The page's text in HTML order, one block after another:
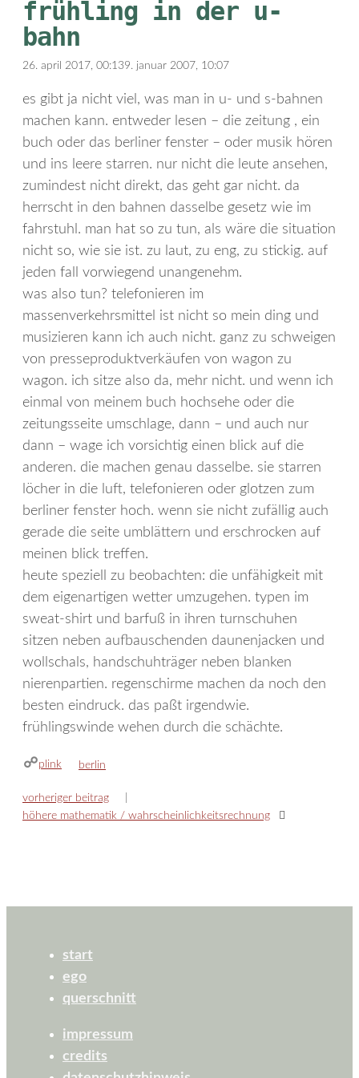
frühling in der u-
bahn
26. april 2017, 00:139. januar 2007, 10:07
es gibt ja nicht viel, was man in u- und s-bahnen
machen kann. entweder lesen – die zeitung , ein
buch oder das berliner fenster – oder musik hören
und ins leere starren. nur nicht die leute ansehen,
zumindest nicht direkt, das geht gar nicht. da
herrscht in den bahnen dasselbe gesetz wie im
fahrstuhl. man hat so zu tun, als wäre die situation
nicht so, wie sie ist. zu laut, zu eng, zu stickig. auf
jeden fall vorwiegend unangenehm.
was also tun? telefonieren im
massenverkehrsmittel ist nicht so mein ding und
musizieren kann ich auch nicht. ganz zu schweigen
von presseproduktverkäufen von wagon zu
wagon. ich sitze also da, mehr nicht. und wenn ich
einmal von meinem buch hochsehe oder die
zeitungsseite umschlage, dann – und auch nur
dann – wage ich vorsichtig einen blick auf die
anderen. die machen genau dasselbe. sie starren
löcher in die luft, telefonieren oder glotzen zum
berliner fenster hoch. wenn sie nicht zufällig auch
gerade die seite umblättern und erschrocken auf
meinen blick treffen.
heute speziell zu beobachten: die unfähigkeit mit
dem eigenartigen wetter umzugehen. typen im
sweat-shirt und barfuß in ihren turnschuhen
sitzen neben aufbauschenden daunenjacken und
wollschals, handschuhträger neben blanken
nierenpartien. regenschirme machen da noch den
besten eindruck. das paßt irgendwie.
frühlingswinde wehen durch die schächte.
plink kategorien
berlin
vorheriger beitrag
höhere mathematik / wahrscheinlichkeitsrechnung
start
ego
querschnitt
impressum
credits